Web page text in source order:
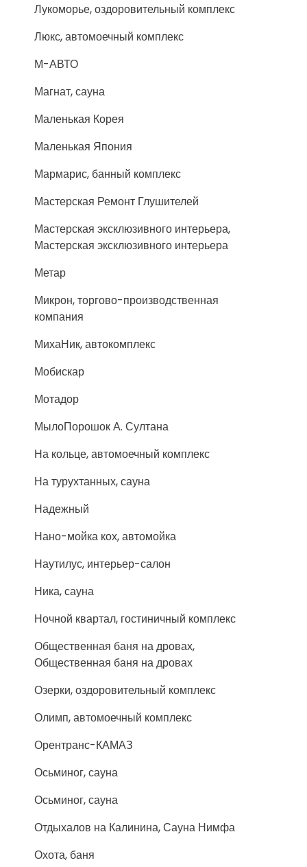
Лукоморье, оздоровительный комплекс
Люкс, автомоечный комплекс
М-АВТО
Магнат, сауна
Маленькая Корея
Маленькая Япония
Мармарис, банный комплекс
Мастерская Ремонт Глушителей
Мастерская эксклюзивного интерьера,
Мастерская эксклюзивного интерьера
Метар
Микрон, торгово-производственная
компания
МихаНик, автокомплекс
Мобискар
Мотадор
МылоПорошок А. Султана
На кольце, автомоечный комплекс
На турухтанных, сауна
Надежный
Нано-мойка кох, автомойка
Наутилус, интерьер-салон
Ника, сауна
Ночной квартал, гостиничный комплекс
Общественная баня на дровах,
Общественная баня на дровах
Озерки, оздоровительный комплекс
Олимп, автомоечный комплекс
Орентранс-КАМАЗ
Осьминог, сауна
Осьминог, сауна
Отдыхалов на Калинина, Сауна Нимфа
Охота, баня